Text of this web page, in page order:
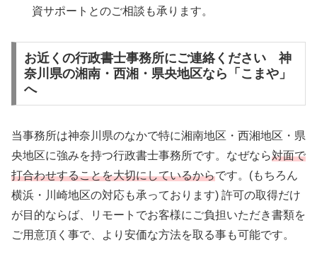
資サポートとのご相談も承ります。
お近くの行政書士事務所にご連絡ください 神
奈川県の湘南・西湘・県央地区なら「こまや」
へ
当事務所は神奈川県のなかで特に湘南地区・西湘地区・県
央地区に強みを持つ行政書士事務所です。なぜなら対面で
打合わせすることを大切にしているからです。(もちろん
横浜・川崎地区の対応も承っております) 許可の取得だけ
が目的ならば、リモートでお客様にご負担いただき書類を
ご用意頂く事で、より安価な方法を取る事も可能です。